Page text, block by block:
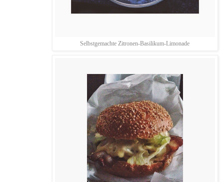
Selbstgemachte Zitronen-Basilikum-Limonade